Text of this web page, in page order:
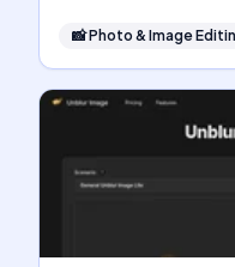
📸Photo & Image